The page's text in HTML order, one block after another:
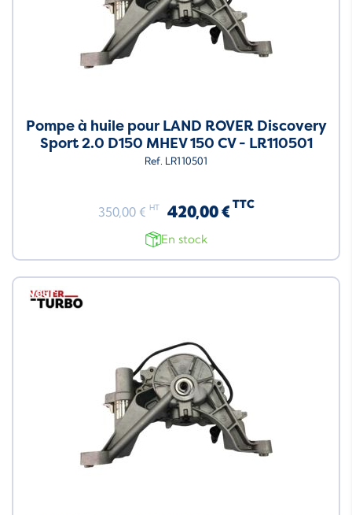
Pompe à huile pour LAND ROVER Discovery
Sport 2.0 D150 MHEV 150 CV - LR110501
Ref. LR110501
350,00 € HT 420,00 € TTC
En stock
Neuf